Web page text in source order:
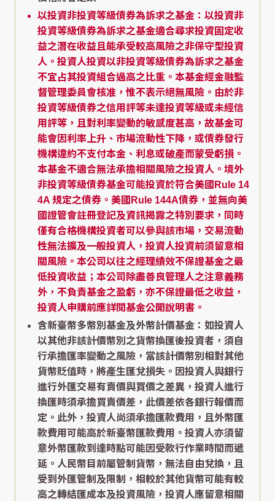
以投資非投資等級債券為訴求之基金：以投資非
投資等級債券為訴求之基金適合尋求投資固定收
益之潛在收益且能承受較高風險之非保守型投資
人。投資人投資以非投資等級債券為訴求之基金
不宜占其投資組合過高之比重。本基金經金融監
督管理委員會核准，惟不表示絕無風險。由於非
投資等級債券之信用評等未達投資等級或未經信
用評等，且對利率變動的敏感度甚高，故基金可
能會因利率上升、市場流動性下降，或債券發行
機構違約不支付本金、利息或破產而蒙受虧損。
本基金不適合無法承擔相關風險之投資人。境外
非投資等級債券基金可能投資於符合美國Rule 14
4A 規定之債券。美國Rule 144A債券，並無向美
國證管會註冊登記及資訊揭露之特別要求，同時
僅有合格機構投資者可以參與該市場，交易流動
性無法擴及一般投資人，投資人投資前須留意相
關風險。本公司以往之經理績效不保證基金之最
低投資收益；本公司除盡善良管理人之注意義務
外，不負責基金之盈虧，亦不保證最低之收益，
投資人申購前應詳閱基金公開說明書。
含新臺幣多幣別基金及外幣計價基金：如投資人
以其他非該計價幣別之貨幣換匯後投資者，須自
行承擔匯率變動之風險，當該計價幣別相對其他
貨幣貶值時，將產生匯兌損失。因投資人與銀行
進行外匯交易有賣價與買價之差異，投資人進行
換匯時須承擔買賣價差，此價差依各銀行報價而
定。此外，投資人尚須承擔匯款費用，且外幣匯
款費用可能高於新臺幣匯款費用。投資人亦須留
意外幣匯款到達時點可能因受款行作業時間而遞
延。人民幣目前屬管制貨幣，無法自由兌換，且
受到外匯管制及限制，相較於其他貨幣可能有較
高之轉結匯成本及投資風險，投資人應留意相關